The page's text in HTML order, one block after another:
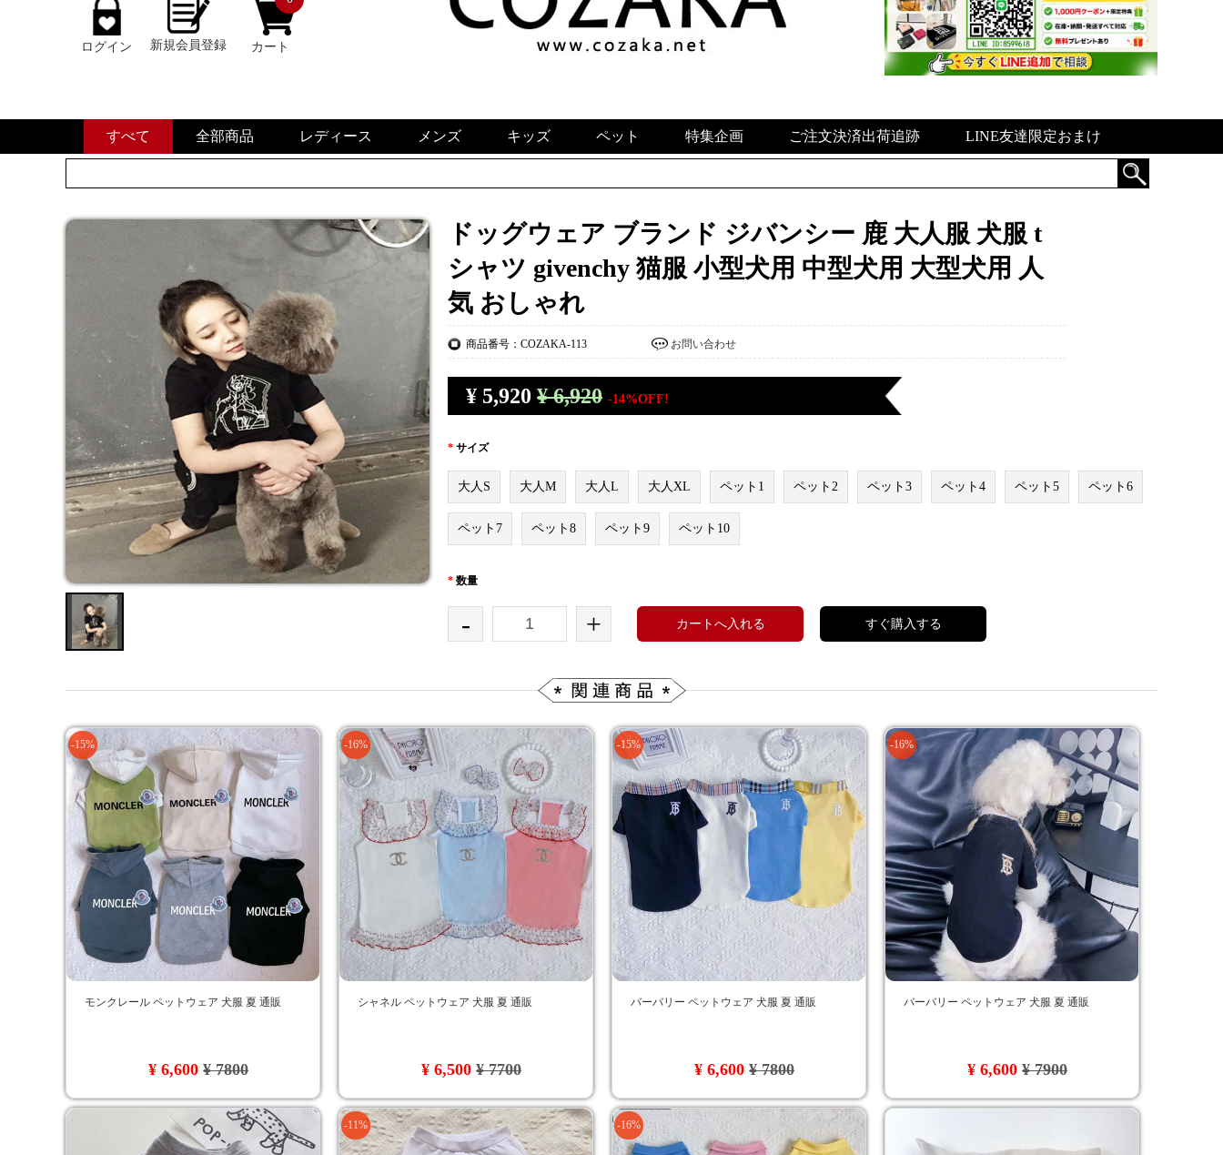
ログイン 新規会員登録 カート
すべて 全部商品 レディース メンズ キッズ ペット 特集企画 ご注文決済出荷追跡 LINE友達限定おまけ
ドッグウェア ブランド ジバンシー 鹿 大人服 犬服 t
シャツ givenchy 猫服 小型犬用 中型犬用 大型犬用 人
気 おしゃれ
商品番号：COZAKA-113 お問い合わせ
¥ 5,920 ¥ 6,920 -14%OFF!
* サイズ
大人S 大人M 大人L 大人XL ペット1 ペット2 ペット3 ペット4 ペット5 ペット6
ペット7 ペット8 ペット9 ペット10
* 数量
- + カートへ入れる すぐ購入する
-15%
モンクレール ペットウェア 犬服 夏 通販
¥ 6,600¥ 7800
-16%
シャネル ペットウェア 犬服 夏 通販
¥ 6,500¥ 7700
-15%
バーバリー ペットウェア 犬服 夏 通販
¥ 6,600¥ 7800
-16%
バーバリー ペットウェア 犬服 夏 通販
¥ 6,600¥ 7900
-11% -16%